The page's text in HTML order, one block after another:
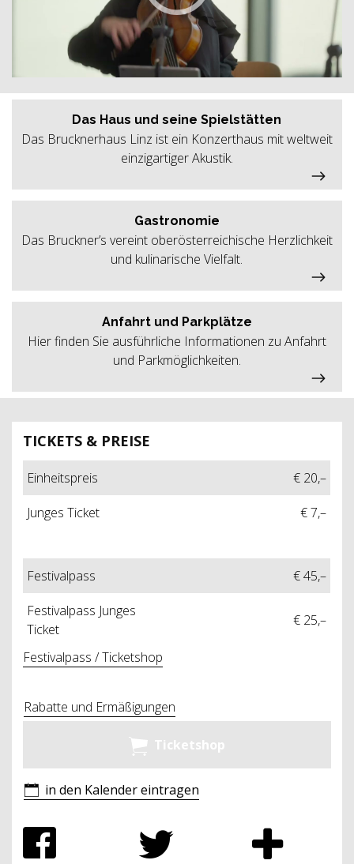
TICKETS & PREISE
Einheitspreis
€ 20,–
Junges Ticket
€ 7,–
Festivalpass
€ 45,–
Festivalpass Junges
Ticket
€ 25,–
Festivalpass / Ticketshop
Rabatte und Ermäßigungen
Ticketshop
in den Kalender eintragen
Das Haus und seine Spielstätten
Das Brucknerhaus Linz ist ein Konzerthaus mit weltweit
einzigartiger Akustik.
Gastronomie
Das Bruckner’s vereint oberösterreichische Herzlichkeit
und kulinarische Vielfalt.
Anfahrt und Parkplätze
Hier finden Sie ausführliche Informationen zu Anfahrt
und Parkmöglichkeiten.